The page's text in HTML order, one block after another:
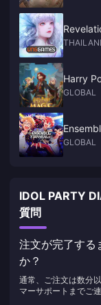
確に区別して記載して
Harry
GLOBAL
GLOBAL
IDOL PARTY
質問
注文が完了する
か？
通常、ご注文は数分
マーサポートまでご